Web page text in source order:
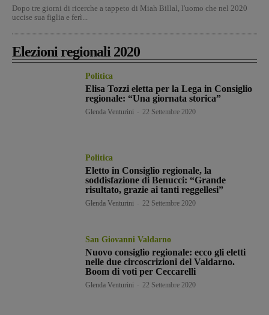
Dopo tre giorni di ricerche a tappeto di Miah Billal, l'uomo che nel 2020
uccise sua figlia e ferì...
Elezioni regionali 2020
Politica
Elisa Tozzi eletta per la Lega in Consiglio
regionale: “Una giornata storica”
Glenda Venturini 22 Settembre 2020
Politica
Eletto in Consiglio regionale, la
soddisfazione di Benucci: “Grande
risultato, grazie ai tanti reggellesi”
Glenda Venturini 22 Settembre 2020
San Giovanni Valdarno
Nuovo consiglio regionale: ecco gli eletti
nelle due circoscrizioni del Valdarno.
Boom di voti per Ceccarelli
Glenda Venturini 22 Settembre 2020